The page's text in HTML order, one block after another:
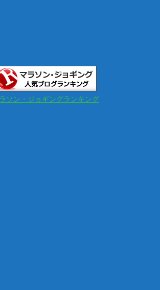
ソン・ジョギングランキング